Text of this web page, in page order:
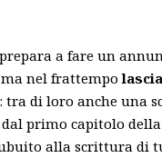
a fare un
nel frattempo
: tra di loro anche una
primo capitolo della
alla scrittura di